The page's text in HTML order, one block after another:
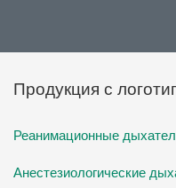
Продукция с
Реанимационные
Анестезиологические